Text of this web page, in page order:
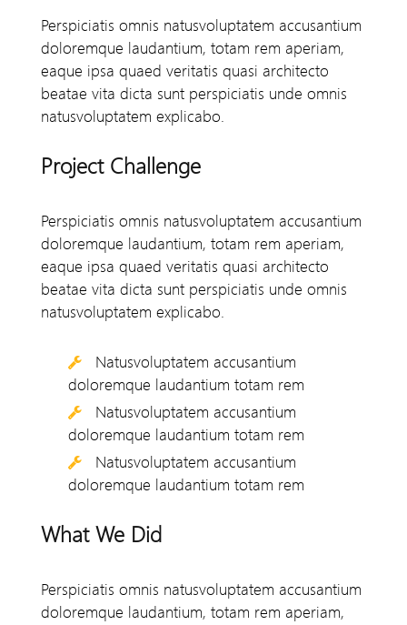
Perspiciatis omnis natusvoluptatem accusantium
doloremque laudantium, totam rem aperiam,
eaque ipsa quaed veritatis quasi architecto
beatae vita dicta sunt perspiciatis unde omnis
natusvoluptatem explicabo.
Project Challenge
Perspiciatis omnis natusvoluptatem accusantium
doloremque laudantium, totam rem aperiam,
eaque ipsa quaed veritatis quasi architecto
beatae vita dicta sunt perspiciatis unde omnis
natusvoluptatem explicabo.
Natusvoluptatem accusantium
doloremque laudantium totam rem
Natusvoluptatem accusantium
doloremque laudantium totam rem
Natusvoluptatem accusantium
doloremque laudantium totam rem
What We Did
Perspiciatis omnis natusvoluptatem accusantium
doloremque laudantium, totam rem aperiam,